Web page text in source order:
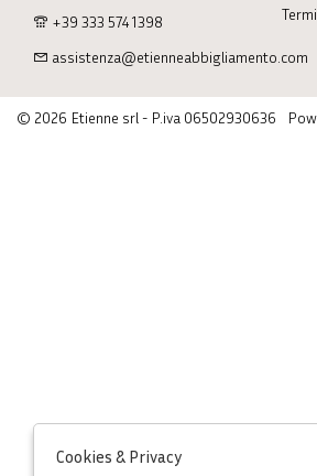
+39 333 574 1398
assistenza@etienneabbigliamento.com
© 2026 Etienne srl - P.iva 06502930636
Cookies & Privacy